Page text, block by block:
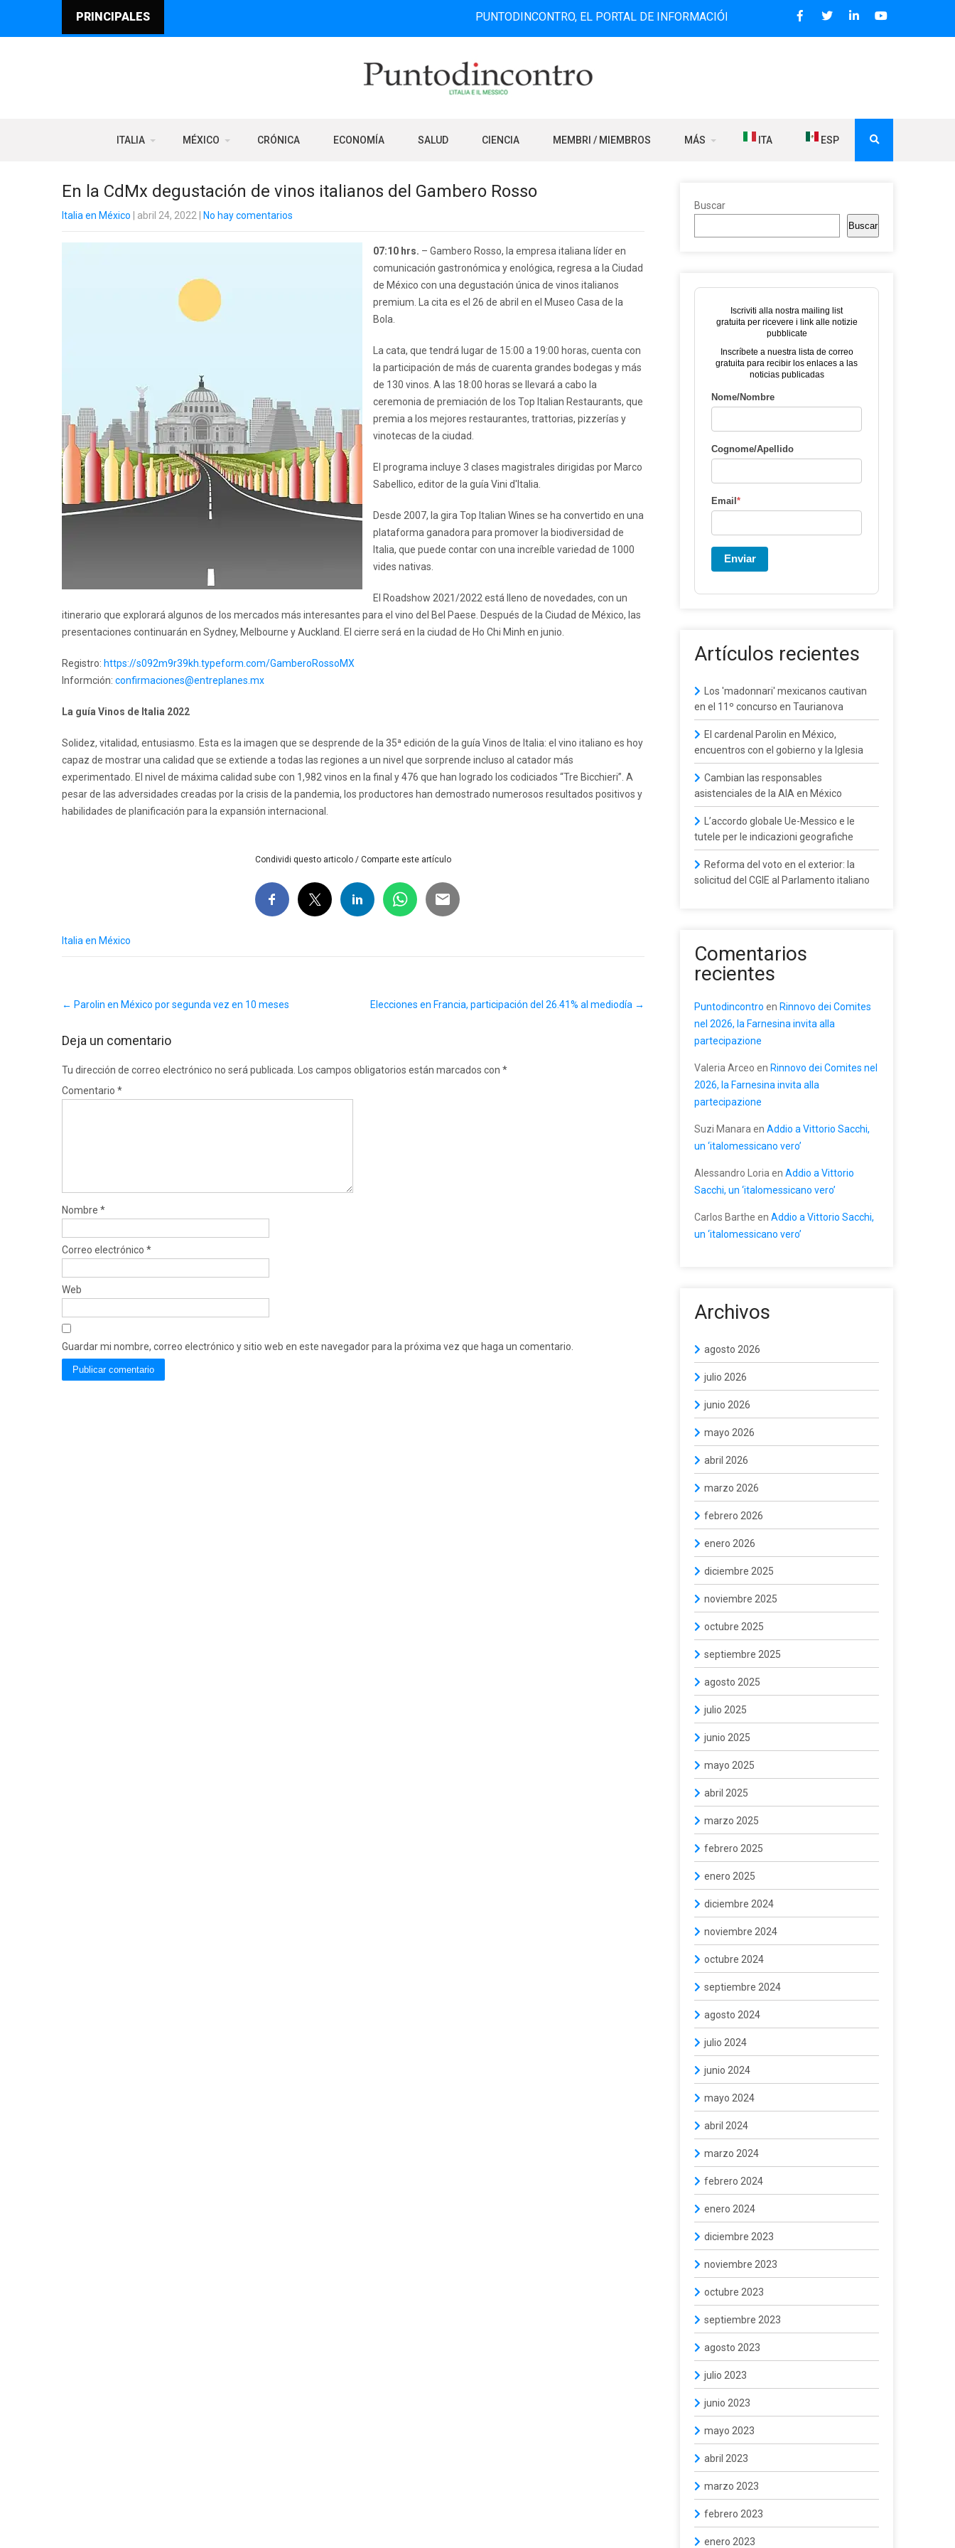
PRINCIPALES PUNTODINCONTRO, EL PORTAL DE INFORMACIÓN BILINGÜE QUE DESDE 2006 DIFUNDE NOTICIAS
ITALIA MÉXICO CRÓNICA ECONOMÍA SALUD CIENCIA MEMBRI / MIEMBROS MÁS ITA ESP
En la CdMx degustación de vinos italianos del Gambero Rosso
Italia en México | abril 24, 2022 No hay comentarios
07:10 hrs. – Gambero Rosso, la empresa italiana líder en
comunicación gastronómica y enológica, regresa a la Ciudad
de México con una degustación única de vinos italianos
premium. La cita es el 26 de abril en el Museo Casa de la
Bola.
La cata, que tendrá lugar de 15:00 a 19:00 horas, cuenta con
la participación de más de cuarenta grandes bodegas y más
de 130 vinos. A las 18:00 horas se llevará a cabo la
ceremonia de premiación de los Top Italian Restaurants, que
premia a los mejores restaurantes, trattorias, pizzerías y
vinotecas de la ciudad.
El programa incluye 3 clases magistrales dirigidas por Marco
Sabellico, editor de la guía Vini d'Italia.
Desde 2007, la gira Top Italian Wines se ha convertido en una
plataforma ganadora para promover la biodiversidad de
Italia, que puede contar con una increíble variedad de 1000
vides nativas.
El Roadshow 2021/2022 está lleno de novedades, con un
itinerario que explorará algunos de los mercados más interesantes para el vino del Bel Paese. Después de la Ciudad de México, las
presentaciones continuarán en Sydney, Melbourne y Auckland. El cierre será en la ciudad de Ho Chi Minh en junio.
Registro: https://s092m9r39kh.typeform.com/GamberoRossoMX
Informción: confirmaciones@entreplanes.mx
La guía Vinos de Italia 2022
Solidez, vitalidad, entusiasmo. Esta es la imagen que se desprende de la 35ª edición de la guía Vinos de Italia: el vino italiano es hoy
capaz de mostrar una calidad que se extiende a todas las regiones a un nivel que sorprende incluso al catador más
experimentado. El nivel de máxima calidad sube con 1,982 vinos en la final y 476 que han logrado los codiciados “Tre Bicchieri”. A
pesar de las adversidades creadas por la crisis de la pandemia, los productores han demostrado numerosos resultados positivos y
habilidades de planificación para la expansión internacional.
Condividi questo articolo / Comparte este artículo
Italia en México
navigation
← Parolin en México por segunda vez en 10 meses Elecciones en Francia, participación del 26.41% al mediodía →
Deja un comentario
Tu dirección de correo electrónico no será publicada. Los campos obligatorios están marcados con *
Comentario *
Nombre *
Correo electrónico *
Web
Guardar mi nombre, correo electrónico y sitio web en este navegador para la próxima vez que haga un comentario.
Buscar
Buscar
Iscriviti alla nostra mailing list
gratuita per ricevere i link alle notizie
pubblicate
Inscríbete a nuestra lista de correo
gratuita para recibir los enlaces a las
noticias publicadas
Nome/Nombre
Cognome/Apellido
Email *
Enviar
Artículos recientes
Los 'madonnari' mexicanos cautivan
en el 11º concurso en Taurianova
El cardenal Parolin en México,
encuentros con el gobierno y la Iglesia
Cambian las responsables
asistenciales de la AIA en México
L’accordo globale Ue-Messico e le
tutele per le indicazioni geografiche
Reforma del voto en el exterior: la
solicitud del CGIE al Parlamento italiano
Comentarios
recientes
Puntodincontro en Rinnovo dei Comites
nel 2026, la Farnesina invita alla
partecipazione
Valeria Arceo en Rinnovo dei Comites nel
2026, la Farnesina invita alla
partecipazione
Suzi Manara en Addio a Vittorio Sacchi,
un ‘italomessicano vero’
Alessandro Loria en Addio a Vittorio
Sacchi, un ‘italomessicano vero’
Carlos Barthe en Addio a Vittorio Sacchi,
un ‘italomessicano vero’
Archivos
agosto 2026
julio 2026
junio 2026
mayo 2026
abril 2026
marzo 2026
febrero 2026
enero 2026
diciembre 2025
noviembre 2025
octubre 2025
septiembre 2025
agosto 2025
julio 2025
junio 2025
mayo 2025
abril 2025
marzo 2025
febrero 2025
enero 2025
diciembre 2024
noviembre 2024
octubre 2024
septiembre 2024
agosto 2024
julio 2024
junio 2024
mayo 2024
abril 2024
marzo 2024
febrero 2024
enero 2024
diciembre 2023
noviembre 2023
octubre 2023
septiembre 2023
agosto 2023
julio 2023
junio 2023
mayo 2023
abril 2023
marzo 2023
febrero 2023
enero 2023